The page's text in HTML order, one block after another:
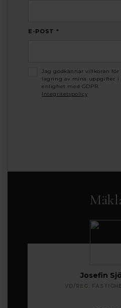
E-POST *
Jag godkännar villkoren för
lagring av mina uppgifter i
enlighet med GDPR.
Integritetspolicy
Josefin
VD/REG.